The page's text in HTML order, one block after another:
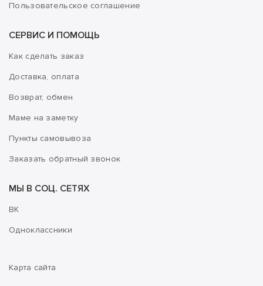
Пользовательское соглашение
СЕРВИС И ПОМОЩЬ
Как сделать заказ
Доставка, оплата
Возврат, обмен
Маме на заметку
Пункты самовывоза
Заказать обратный звонок
МЫ В СОЦ. СЕТЯХ
ВК
Одноклассники
Карта сайта